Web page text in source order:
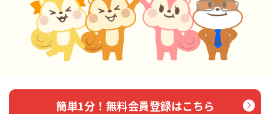
簡単1分！無料会員登録はこちら